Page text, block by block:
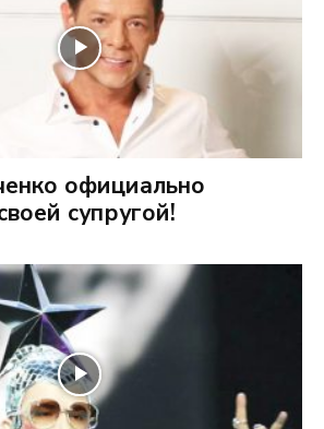
официально
супругой!